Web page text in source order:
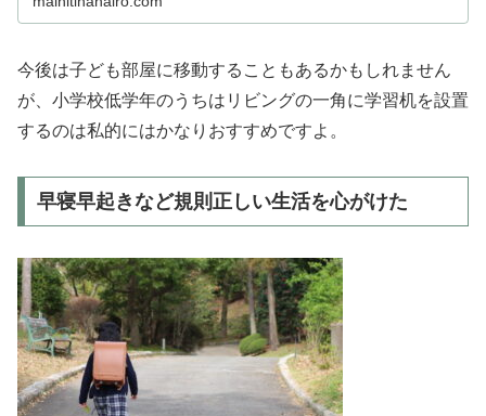
今後は子ども部屋に移動することもあるかもしれません
が、小学校低学年のうちはリビングの一角に学習机を設置
するのは私的にはかなりおすすめですよ。
早寝早起きなど規則正しい生活を心がけた